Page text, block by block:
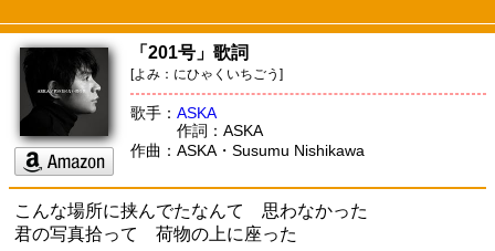
「201号」歌詞
[よみ：にひゃくいちごう]
歌手： ASKA
作詞：ASKA
作曲：ASKA・Susumu Nishikawa
こんな場所に挟んでたなんて 思わなかった
君の写真拾って 荷物の上に座った